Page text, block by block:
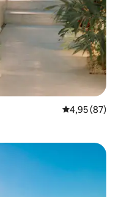
4,95 av 5 i
4,95 (87)